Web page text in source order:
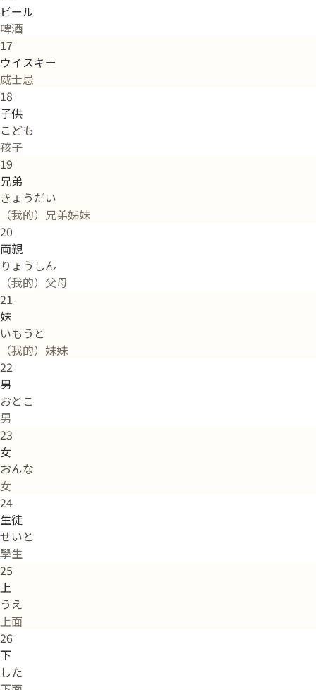
ビール
啤酒
17
ウイスキー
威士忌
18
子供
こども
孩子
19
兄弟
きょうだい
（我的）兄弟姊妹
20
両親
りょうしん
（我的）父母
21
妹
いもうと
（我的）妹妹
22
男
おとこ
男
23
女
おんな
女
24
生徒
せいと
學生
25
上
うえ
上面
26
下
した